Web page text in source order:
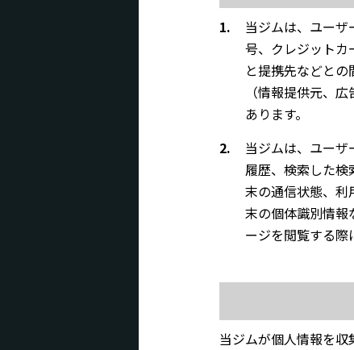
1.
当ジムは、ユー
号、クレジットカ
と提携先などと
（情報提供元、
あります。
2.
当ジムは、ユー
履歴、検索した
末の通信状態、利
末の個体識別情報
ージを閲覧する際
当ジムが個人情報を収